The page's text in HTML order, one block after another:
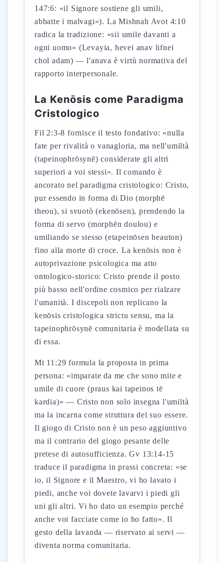
147:6: «il Signore sostiene gli umili,
abbatte i malvagi»). La Mishnah Avot 4:10
radica la tradizione: «sii umile davanti a
ogni uomo» (Levayia, hevei anav lifnei
chol adam) — l'anava è virtù normativa del
rapporto interpersonale.
La Kenōsis come Paradigma
Cristologico
Fil 2:3-8 fornisce il testo fondativo: «nulla
fate per rivalità o vanagloria, ma nell'umiltà
(tapeinophrōsynē) considerate gli altri
superiori a voi stessi». Il comando è
ancorato nel paradigma cristologico: Cristo,
pur essendo in forma di Dio (morphē
theou), si svuotò (ekenōsen), prendendo la
forma di servo (morphēn doulou) e
umiliando se stesso (etapeinōsen heauton)
fino alla morte di croce. La kenōsis non è
autoprivazione psicologica ma atto
ontologico-storico: Cristo prende il posto
più basso nell'ordine cosmico per rialzare
l'umanità. I discepoli non replicano la
kenōsis cristologica strictu sensu, ma la
tapeinophrōsynē comunitaria è modellata su
di essa.
Mt 11:29 formula la proposta in prima
persona: «imparate da me che sono mite e
umile di cuore (praus kai tapeinos tē
kardia)» — Cristo non solo insegna l'umiltà
ma la incarna come struttura del suo essere.
Il giogo di Cristo non è un peso aggiuntivo
ma il contrario del giogo pesante delle
pretese di autosufficienza. Gv 13:14-15
traduce il paradigma in prassi concreta: «se
io, il Signore e il Maestro, vi ho lavato i
piedi, anche voi dovete lavarvi i piedi gli
uni gli altri. Vi ho dato un esempio perché
anche voi facciate come io ho fatto». Il
gesto della lavanda — riservato ai servi —
diventa norma comunitaria.